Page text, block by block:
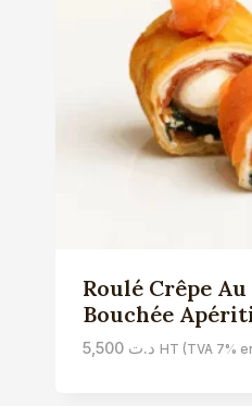
Roulé Crêpe
Bouchée
د.ت 5,500 HT (TVA 7%